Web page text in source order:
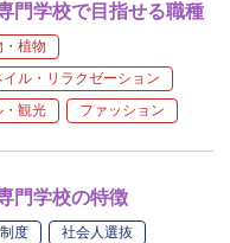
門学校で目指せる職種
・植物
イル・リラクゼーション
・観光 ファッション
門学校の特徴
度 社会人選抜